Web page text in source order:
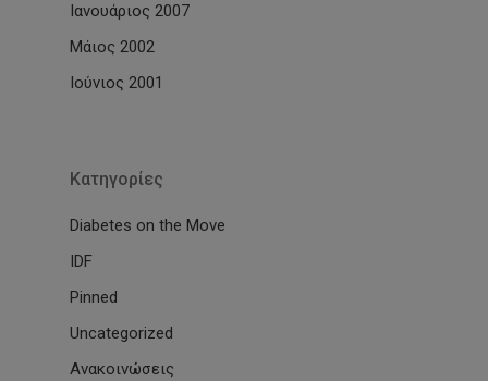
Ιανουάριος 2007
Μάιος 2002
Ιούνιος 2001
Kατηγορίες
Diabetes on the Move
IDF
Pinned
Uncategorized
Ανακοινώσεις